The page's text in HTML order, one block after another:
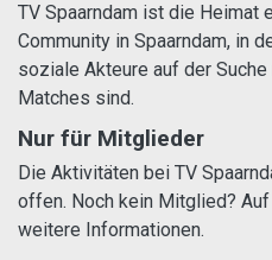
TV Spaarndam ist die Heimat
Community in Spaarndam, in
soziale Akteure auf der
Matches sind.
Nur für Mitglieder
Die Aktivitäten bei TV
offen. Noch kein Mitglied?
weitere Informationen.